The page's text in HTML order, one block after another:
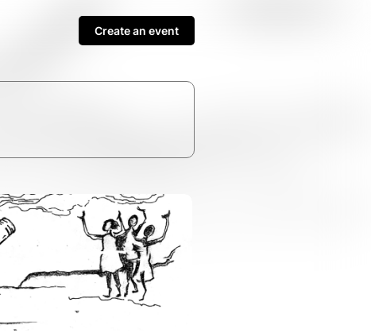
Create an event